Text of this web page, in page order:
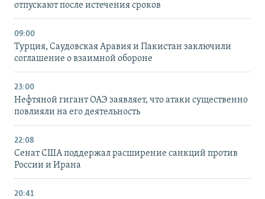
отпускают после истечения сроков
09:00
Турция, Саудовская Аравия и Пакистан заключили
соглашение о взаимной обороне
23:00
Нефтяной гигант ОАЭ заявляет, что атаки существенно
повлияли на его деятельность
22:08
Сенат США поддержал расширение санкций против
России и Ирана
20:41